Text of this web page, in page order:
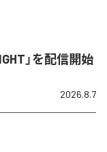
」を配信開始
2026.8.7